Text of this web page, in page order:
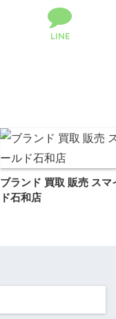
LINE
ブランド 買取 販売 スマ
ド石和店